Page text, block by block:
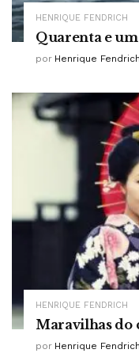
HENRIQUE FENDRICH
Quarenta e um
por Henrique Fendrich
HENRIQUE FENDRICH
Maravilhas do
por Henrique Fendrich